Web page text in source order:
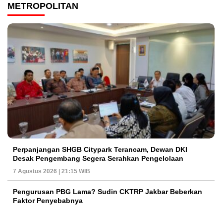
METROPOLITAN
Perpanjangan SHGB Citypark Terancam, Dewan DKI
Desak Pengembang Segera Serahkan Pengelolaan
7 Agustus 2026 | 21:15 WIB
Pengurusan PBG Lama? Sudin CKTRP Jakbar Beberkan
Faktor Penyebabnya